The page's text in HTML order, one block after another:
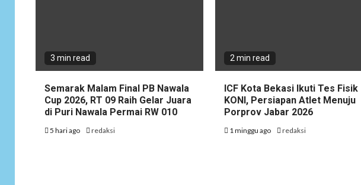
3 min read
Semarak Malam Final PB Nawala
Cup 2026, RT 09 Raih Gelar Juara
di Puri Nawala Permai RW 010
5 hari ago redaksi
2 min read
ICF Kota Bekasi Ikuti Tes Fisik
KONI, Persiapan Atlet Menuju
Porprov Jabar 2026
1 minggu ago redaksi